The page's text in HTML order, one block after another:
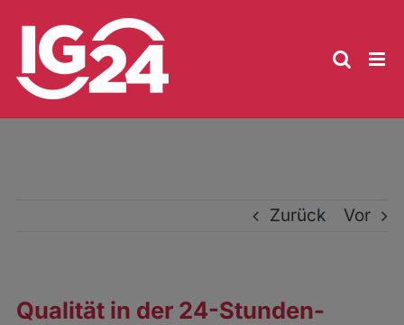
Inhalt
springen
Zurück Vor
Qualität in der 24-Stunden-